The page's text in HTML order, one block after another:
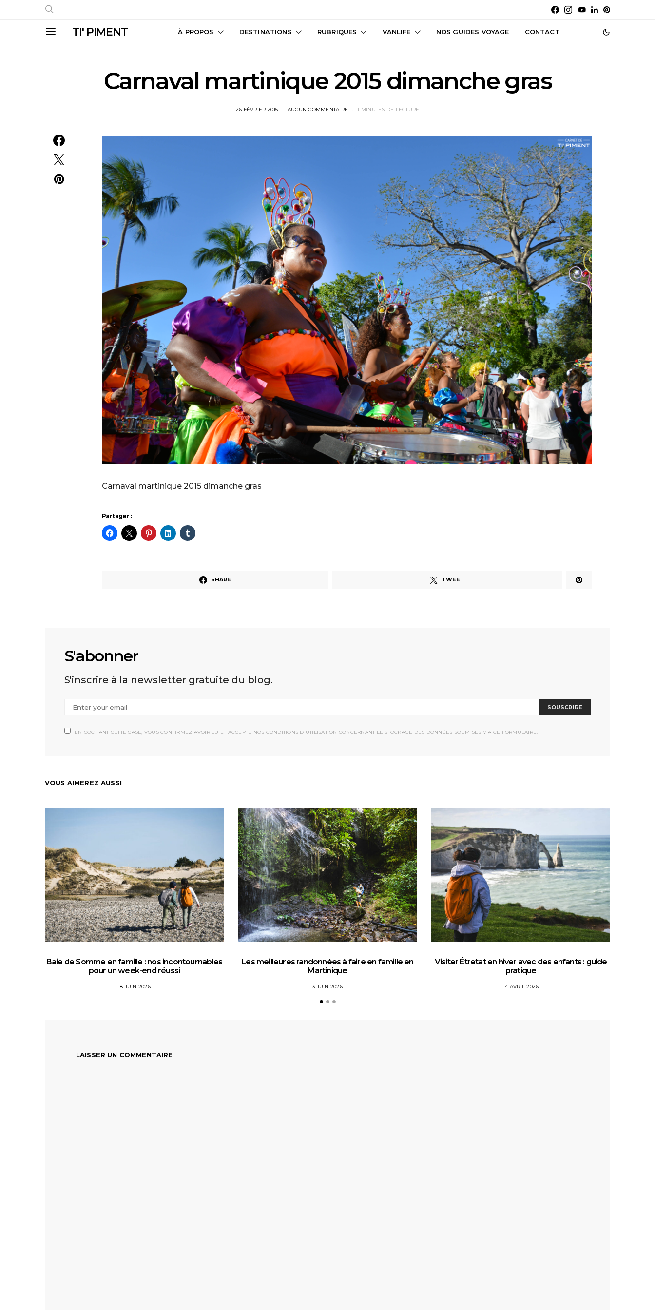
TI' PIMENT À PROPOS DESTINATIONS RUBRIQUES VANLIFE NOS GUIDES VOYAGE CONTACT
Carnaval martinique 2015 dimanche gras
26 FÉVRIER 2015 AUCUN COMMENTAIRE 1 MINUTES DE LECTURE
Carnaval martinique 2015 dimanche gras
Partager :
SHARE TWEET
S'abonner
S'inscrire à la newsletter gratuite du blog.
SOUSCRIRE
EN COCHANT CETTE CASE, VOUS CONFIRMEZ AVOIR LU ET ACCEPTÉ NOS CONDITIONS D'UTILISATION CONCERNANT LE STOCKAGE DES DONNÉES SOUMISES VIA CE FORMULAIRE.
VOUS AIMEREZ AUSSI
Baie de Somme en famille : nos incontournables
pour un week-end réussi
18 JUIN 2026
Les meilleures randonnées à faire en famille en
Martinique
3 JUIN 2026
Visiter Étretat en hiver avec des enfants : guide
pratique
14 AVRIL 2026
LAISSER UN COMMENTAIRE